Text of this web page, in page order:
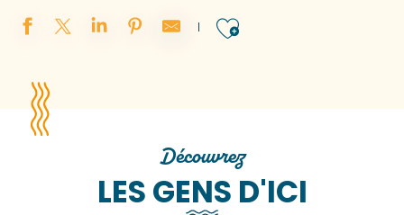
Ajouter aux
Découvrez
LES GENS D'ICI